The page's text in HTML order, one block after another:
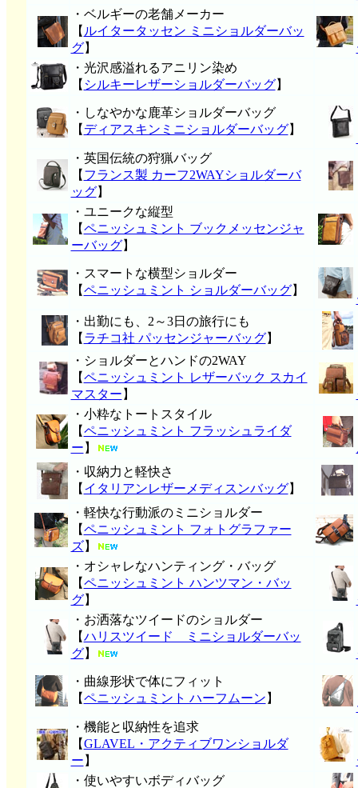
・ベルギーの老舗メーカー
【 ルイタータッセン ミニショルダーバッ
グ】
・光沢感溢れるアニリン染め
【 シルキーレザーショルダーバッグ】
・しなやかな鹿革ショルダーバッグ
【 ディアスキンミニショルダーバッグ】
・英国伝統の狩猟バッグ
【 フランス製 カーフ2WAYショルダーバ
ッグ】
・ユニークな縦型
【ペニッシュミント ブックメッセンジャ
ーバッグ】
・スマートな横型ショルダー
【ペニッシュミント ショルダーバッグ】
・出勤にも、2～3日の旅行にも
【 ラチコ社 パッセンジャーバッグ】
・ショルダーとハンドの2WAY
【ペニッシュミント レザーバック スカイ
マスター 】
・小粋なトートスタイル
【ペニッシュミント フラッシュライダ
ー 】
・収納力と軽快さ
【 イタリアンレザーメディスンバッグ】
・軽快な行動派のミニショルダー
【ペニッシュミント フォトグラファー
ズ】
・オシャレなハンティング・バッグ
【ペニッシュミント ハンツマン・バッ
グ】
・お洒落なツイードのショルダー
【ハリスツイード ミニショルダーバッ
グ】
・曲線形状で体にフィット
【ペニッシュミント ハーフムーン 】
・機能と収納性を追求
【GLAVEL・アクティブワンショルダ
ー 】
・使いやすいボディバッグ